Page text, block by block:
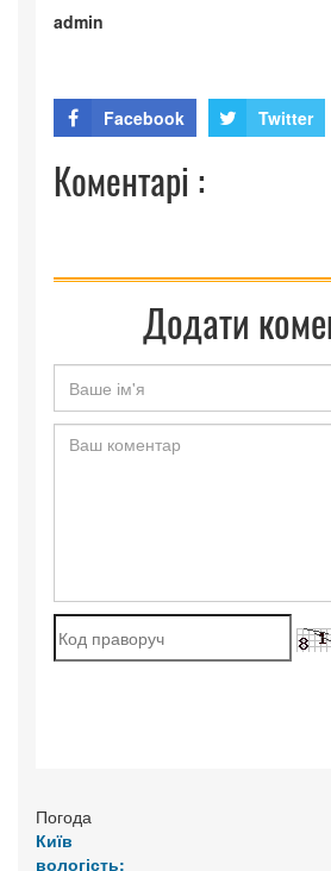
admin
Facebook Twitter
Коментарі :
Додати
Погода
Київ
вологість: